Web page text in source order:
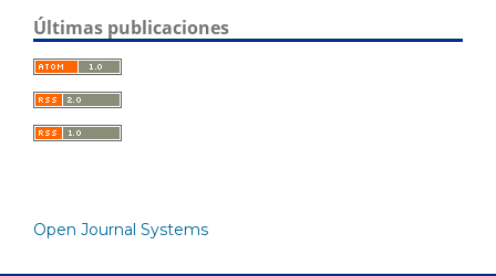
Últimas publicaciones
Open Journal Systems